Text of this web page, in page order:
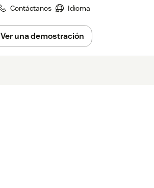
Contáctanos Idioma
Ver una demostración